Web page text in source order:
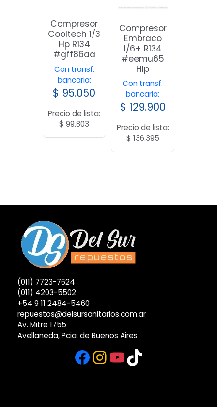
Compresor
Cooltech 1/3
Hp R134
#gff86aa
Con transf.
bancaria:
$ 95.050
Precio de lista:
$ 99.803
Compresor
Embraco
1/6+ R134
#eemu65
Hlp
Con transf.
bancaria:
$ 129.900
Precio de lista:
$ 136.395
(011) 7723-7624
(011) 4203-5502
+54 9 11 2484-5460
repuestos@delsursanitarios.com.ar
Av. Mitre 1755
Avellaneda, Pcia. de Buenos Aires
Facebook
Instagram
YouTube
TikTok